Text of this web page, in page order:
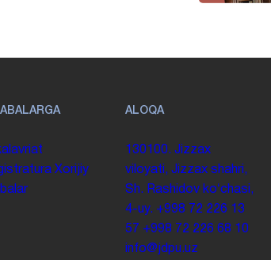
Xorijiy
ALOQA
130100. Jizzax
viloyati, Jizzax shahri,
Sh. Rashidov koʻchasi,
4-uy. +998 72 226 13
57 +998 72 226 68 10
info@jdpu.uz